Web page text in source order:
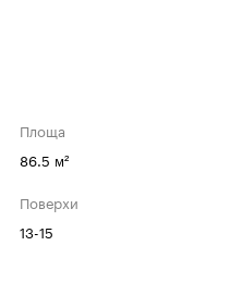
Площа
86.5 м²
Поверхи
13-15